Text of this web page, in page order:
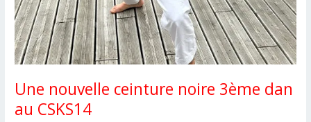
Une nouvelle ceinture noire 3ème dan
au CSKS14